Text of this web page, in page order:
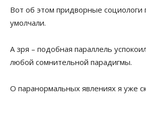
Вот об этом придворные социологи
умолчали.
А зря – подобная параллель
любой сомнительной парадигмы.
О паранормальных явлениях я уже